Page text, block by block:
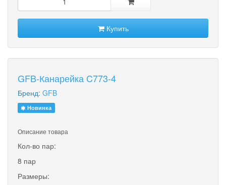
Купить
GFB-Канарейка C773-4
Бренд: GFB
Новинка
Описание товара
Кол-во пар:
8 пар
Размеры: